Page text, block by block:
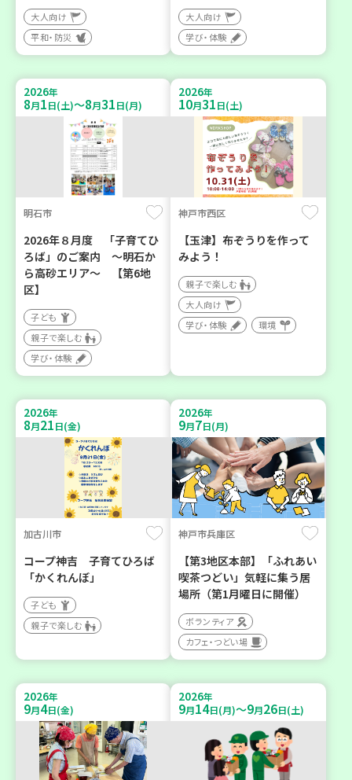
大人向け
平和・防災
大人向け
学び・体験
2026年
8月1日(土)～8月31日(月)
明石市
2026年８月度 「子育てひ
ろば」のご案内 ～明石か
ら高砂エリア～ 【第6地
区】
子ども
親子で楽しむ
学び・体験
2026年
10月31日(土)
神戸市西区
【玉津】布ぞうりを作って
みよう！
親子で楽しむ
大人向け
学び・体験
環境
2026年
8月21日(金)
加古川市
コープ神吉 子育てひろば
「かくれんぼ」
子ども
親子で楽しむ
2026年
9月7日(月)
神戸市兵庫区
【第3地区本部】「ふれあい
喫茶つどい」気軽に集う居
場所（第1月曜日に開催）
ボランティア
カフェ・つどい場
2026年
9月4日(金)
2026年
9月14日(月)～9月26日(土)